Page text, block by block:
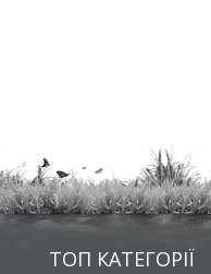
ТОП КАТЕГОРІЇ